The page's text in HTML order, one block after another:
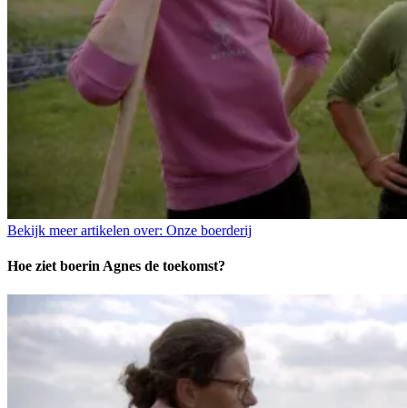
Bekijk meer artikelen over: Onze boerderij
Hoe ziet boerin Agnes de toekomst?